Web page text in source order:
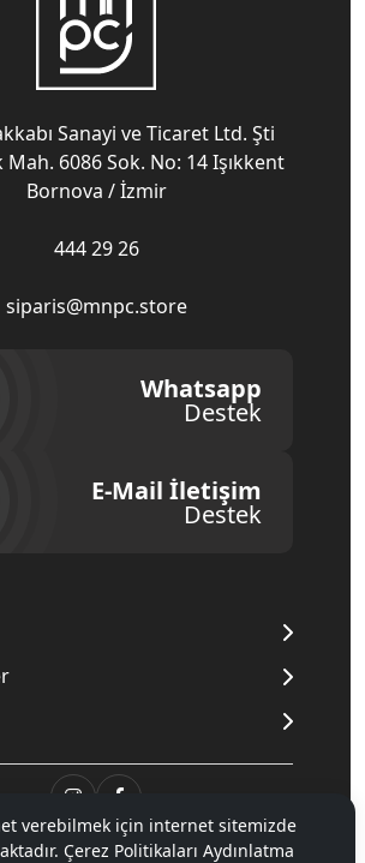
Sanayi ve Ticaret Ltd. Şti
6086 Sok. No: 14 Işıkkent
Bornova / İzmir
444 29 26
siparis@mnpc.store
Whatsapp
Destek
E-Mail İletişim
Destek
Mnpc. Tüm hakları saklıdır.
verebilmek için internet sitemizde
Çerez Politikaları Aydınlatma